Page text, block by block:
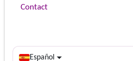
Contact
Español